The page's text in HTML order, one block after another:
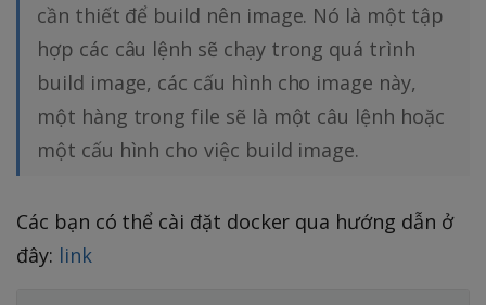
cần thiết để build nên image. Nó là một tập
hợp các câu lệnh sẽ chạy trong quá trình
build image, các cấu hình cho image này,
một hàng trong file sẽ là một câu lệnh hoặc
một cấu hình cho việc build image.
Các bạn có thể cài đặt docker qua hướng dẫn ở
đây: link